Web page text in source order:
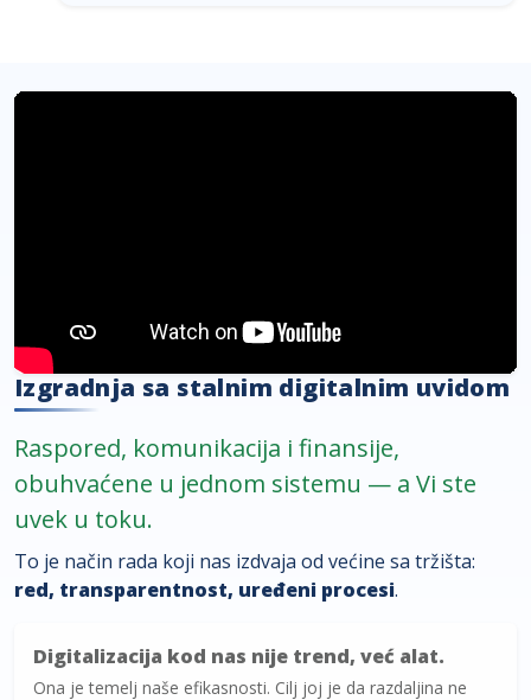
Izgradnja sa stalnim digitalnim uvidom
Raspored, komunikacija i finansije,
obuhvaćene u jednom sistemu — a Vi ste
uvek u toku.
To je način rada koji nas izdvaja od većine sa tržišta:
red, transparentnost, uređeni procesi.
Digitalizacija kod nas nije trend, već alat.
Ona je temelj naše efikasnosti. Cilj joj je da razdaljina ne